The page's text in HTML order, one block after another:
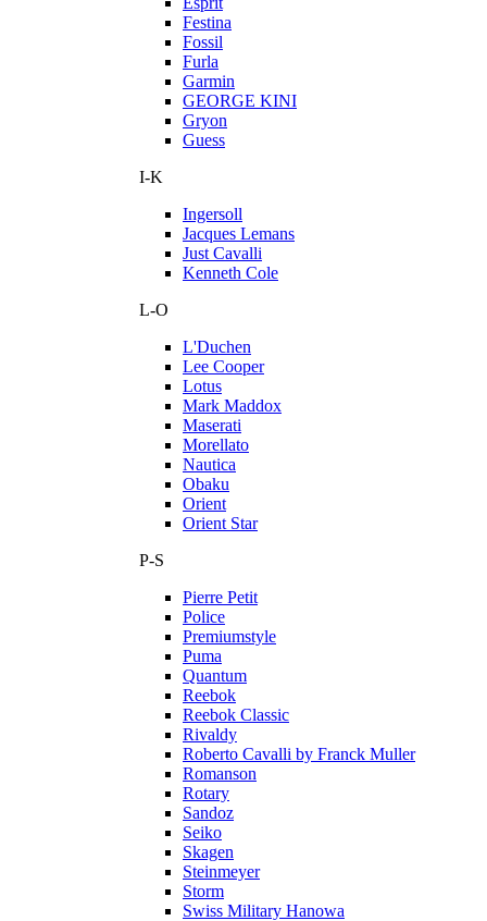
Festina
Fossil
Furla
Garmin
GEORGE KINI
Gryon
Guess
I-K
Ingersoll
Jacques Lemans
Just Cavalli
Kenneth Cole
L-O
L'Duchen
Lee Cooper
Lotus
Mark Maddox
Maserati
Morellato
Nautica
Obaku
Orient
Orient Star
P-S
Pierre Petit
Police
Premiumstyle
Puma
Quantum
Reebok
Reebok Classic
Rivaldy
Roberto Cavalli by Franck Muller
Romanson
Rotary
Sandoz
Seiko
Skagen
Steinmeyer
Storm
Swiss Military Hanowa